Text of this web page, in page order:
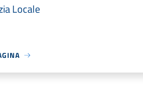
Locale